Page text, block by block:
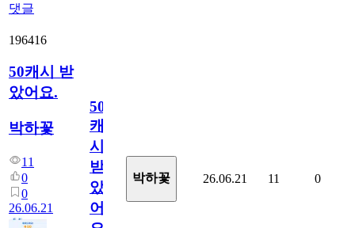
댓글
196416
50캐시 받
았어요.
박하꽃
11
0
0
26.06.21
50
캐
시
받
았
어
박하꽃 26.06.21 11 0